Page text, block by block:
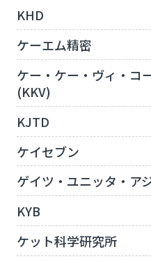
KHD
ケーエム精密
ケー・ケー・ヴィ・コ
(KKV)
KJTD
ケイセブン
ゲイツ・ユニッタ・ア
KYB
ケット科学研究所